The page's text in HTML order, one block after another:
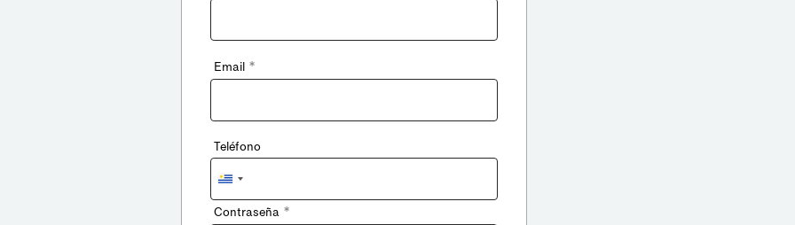
Email *
Teléfono
Uruguay
+598
Contraseña *